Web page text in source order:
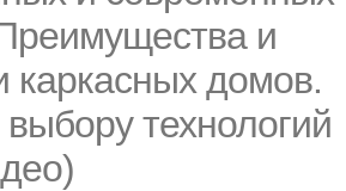
и
каркасных домов.
технологий